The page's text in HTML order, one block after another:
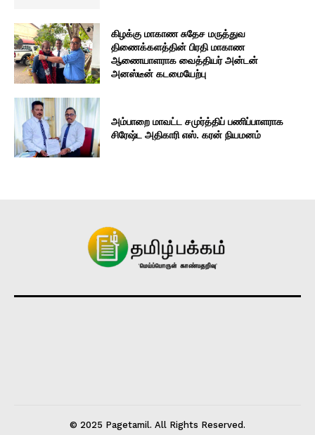
கிழக்கு மாகாண சுதேச மருத்துவ
திணைக்களத்தின் பிரதி மாகாண
ஆணையாளராக வைத்தியர் அன்டன்
அனஸ்டீன் கடமையேற்பு
அம்பாறை மாவட்ட சமுர்த்திப் பணிப்பாளராக
சிரேஷ்ட அதிகாரி எஸ். கரன் நியமனம்
© 2025 Pagetamil. All Rights Reserved.